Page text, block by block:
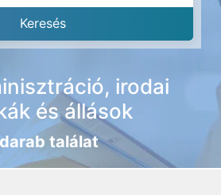
irodai
és állások
találat